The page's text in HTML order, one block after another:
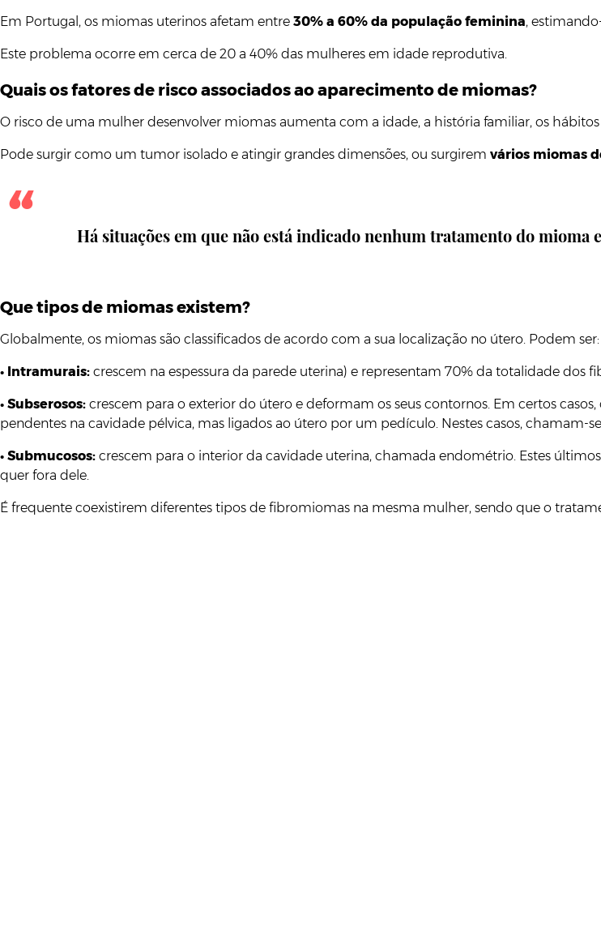
Em Portugal, os miomas uterinos afetam entre 30% a 60% da população feminina,
Este problema ocorre em cerca de 20 a 40% das mulheres em idade reprodutiva.
Quais os fatores de risco associados ao aparecimento de miomas?
O risco de uma mulher desenvolver miomas aumenta com a idade, a história familiar, os
Pode surgir como um tumor isolado e atingir grandes dimensões, ou surgirem vários miomas
Há situações em que não está indicado nenhum tratamento do
Que tipos de miomas existem?
Globalmente, os miomas são classificados de acordo com a sua localização no útero. Podem ser:
• Intramurais: crescem na espessura da parede uterina) e representam 70% da totalidade dos
• Subserosos: crescem para o exterior do útero e deformam os seus contornos. Em certos
pendentes na cavidade pélvica, mas ligados ao útero por um pedículo. Nestes casos, chamam-
• Submucosos: crescem para o interior da cavidade uterina, chamada endométrio. Estes
quer fora dele.
É frequente coexistirem diferentes tipos de fibromiomas na mesma mulher, sendo que o